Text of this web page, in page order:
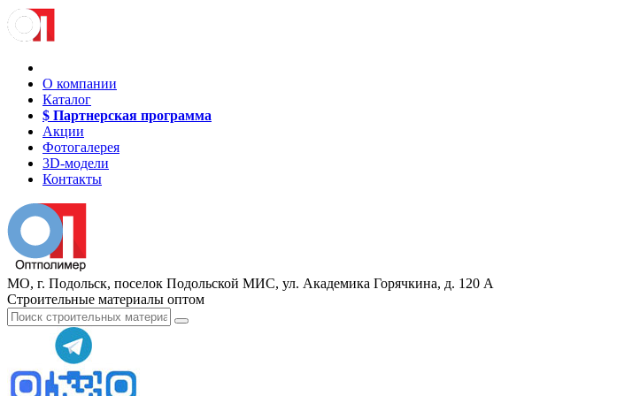
О компании
Каталог
$ Партнерская программа
Акции
Фотогалерея
3D-модели
Контакты
МО, г. Подольск, поселок Подольской МИС, ул. Академика Горячкина, д. 120 А
Строительные материалы оптом